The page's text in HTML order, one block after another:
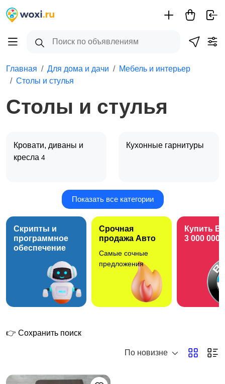
Главная Для дома и дачи
Мебель и интерьер
Столы и стулья
Столы и стулья
Кровати, диваны и
кресла 4
Кухонные гарнитуры
Столы и стулья 1
Шкафы, комоды и
стеллажи2
компьютерная мебель
Освещение
Предметы интерьера
Показать все категории
Скрипты и
программное
обеспечение
Срочная
продажа Авто
Самые сочные
предложения
Купить
3 000 000
👉 Сохранить поиск
По новизне